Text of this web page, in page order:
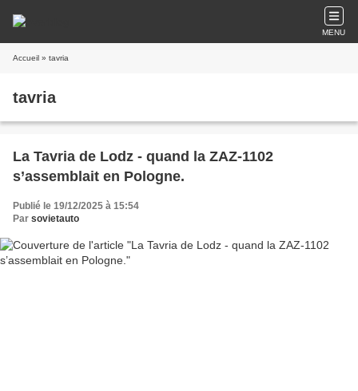
MENU
Accueil » tavria
tavria
La Tavria de Lodz - quand la ZAZ-1102
s’assemblait en Pologne.
Publié le 19/12/2025 à 15:54
Par sovietauto